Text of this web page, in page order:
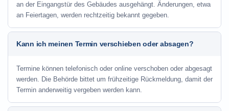
an der Eingangstür des Gebäudes ausgehängt. Änderungen, etwa
an Feiertagen, werden rechtzeitig bekannt gegeben.
Kann ich meinen Termin verschieben oder absagen?
Termine können telefonisch oder online verschoben oder abgesagt
werden. Die Behörde bittet um frühzeitige Rückmeldung, damit der
Termin anderweitig vergeben werden kann.